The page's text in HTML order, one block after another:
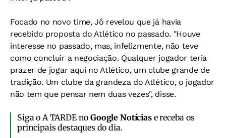
Focado no novo time, Jô revelou que já havia
recebido proposta do Atlético no passado. "Houve
interesse no passado, mas, infelizmente, não teve
como concluir a negociação. Qualquer jogador teria
prazer de jogar aqui no Atlético, um clube grande de
tradição. Um clube da grandeza do Atlético, o jogador
não tem que pensar nem duas vezes", disse.
Siga o A TARDE noGoogle Notíciase receba os
principais destaques do dia.